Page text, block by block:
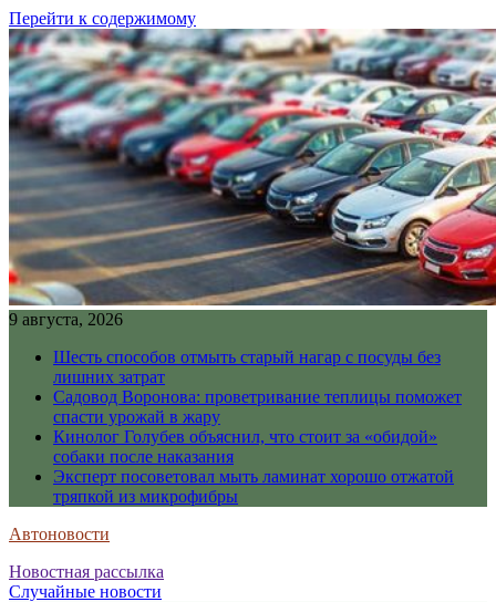
Перейти к содержимому
9 августа, 2026
Шесть способов отмыть старый нагар с посуды без
лишних затрат
Садовод Воронова: проветривание теплицы поможет
спасти урожай в жару
Кинолог Голубев объяснил, что стоит за «обидой»
собаки после наказания
Эксперт посоветовал мыть ламинат хорошо отжатой
тряпкой из микрофибры
Автоновости
Новостная рассылка
Случайные новости